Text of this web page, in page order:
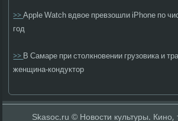
>>Apple Watch вдвое превзошли iPhone по
год
>>В Самаре при столкновении грузовика и
женщина-кондуктор
Skasoc.ru © Новости культуры. Кино,